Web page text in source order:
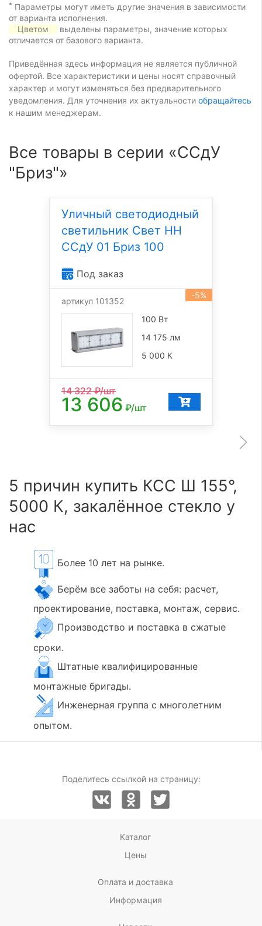
* Параметры могут иметь другие значения в зависимости
от варианта исполнения.
Цветом
выделены параметры, значение которых
отличается от базового варианта.
Приведённая здесь информация не является публичной
офертой. Все характеристики и цены носят справочный
характер и могут изменяться без предварительного
уведомления. Для уточнения их актуальности обращайтесь
к нашим менеджерам.
Все товары в серии «ССдУ
"Бриз"»
Уличный светодиодный
светильник Свет НН
ССдУ 01 Бриз 100
Под заказ
-5%
артикул 101352
100 Вт
14 175 лм
5 000 К
14 322₽/шт
13 606 ₽/шт
5 причин купить КСС Ш 155°,
5000 К, закалённое стекло у
нас
Более 10 лет на рынке.
Берём все заботы на себя: расчет,
проектирование, поставка, монтаж, сервис.
Производство и поставка в сжатые
сроки.
Штатные квалифицированные
монтажные бригады.
Инженерная группа с многолетним
опытом.
Поделитесь ссылкой на страницу:
Каталог
Цены
Оплата и доставка
Информация